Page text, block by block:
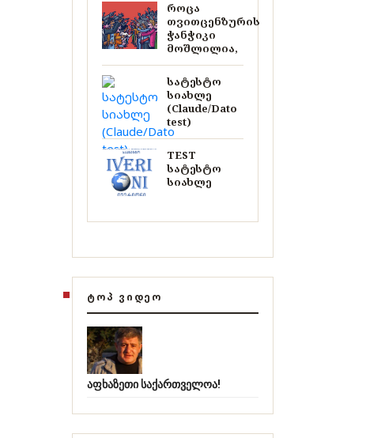
როცა
თვითცენზურის
ჭანჭიკი
მოშლილია,
სატესტო
სიახლე
(Claude/Dato
test)
TEST
სატესტო
სიახლე
ᲢᲝᲞ ᲕᲘᲓᲔᲝ
აფხაზეთი საქართველოა!